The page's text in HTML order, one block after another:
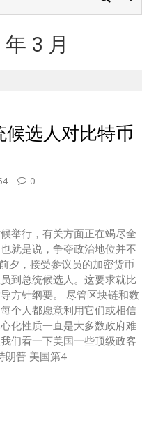
3 月
候选人对比特币
0
举行，有关方面正在竭尽全
就是说，争夺政治地位并不
夕，接受参议员的加密货币
到总统候选人。这要求就比
方针纲要。 尽管区块链和数
个人都愿意利用它们或相信
化性质一直是大多数政府难
们看一下美国一些顶级政客
朗普 美国第4